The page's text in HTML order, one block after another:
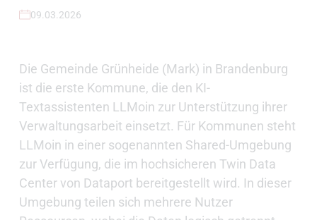
09.03.2026
Die Gemeinde Grünheide (Mark) in Brandenburg
ist die erste Kommune, die den KI-
Textassistenten LLMoin zur Unterstützung ihrer
Verwaltungsarbeit einsetzt. Für Kommunen steht
LLMoin in einer sogenannten Shared-Umgebung
zur Verfügung, die im hochsicheren Twin Data
Center von Dataport bereitgestellt wird. In dieser
Umgebung teilen sich mehrere Nutzer